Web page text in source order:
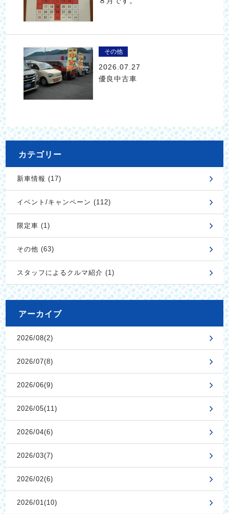
その他
2026.07.27
優良中古車
カテゴリー
新車情報 (17)
イベント/キャンペーン (112)
限定車 (1)
その他 (63)
スタッフによるクルマ紹介 (1)
アーカイブ
2026/08(2)
2026/07(8)
2026/06(9)
2026/05(11)
2026/04(6)
2026/03(7)
2026/02(6)
2026/01(10)